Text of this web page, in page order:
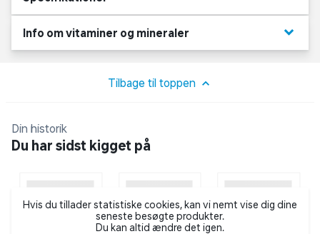
mangan og silicium samt bivokspapir og veganske
varianter.
Info om vitaminer og mineraler keyboard_arrow_down
Tilbage til toppen
Din historik
Du har sidst kigget på
Hvis du tillader statistiske cookies, kan vi nemt vise dig dine
seneste besøgte produkter.
Du kan altid ændre det igen.